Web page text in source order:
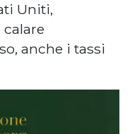
Uniti,
anche i tassi